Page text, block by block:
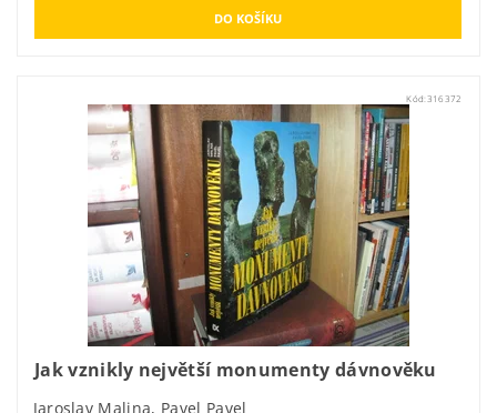
Kód: 316372
Jak vznikly největší monumenty dávnověku
Jaroslav Malina, Pavel Pavel